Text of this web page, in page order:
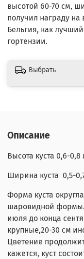
высотой 60-70 см,
получил награду на
Бельгия, как
гортензии.
Выбрать
Описание
Высота куста 0,6-0,8
Ширина куста 0,5-
Форма куста
шаровидной формы.
июля до конца
крупные,20-30 см
Цветение
кажется, куст